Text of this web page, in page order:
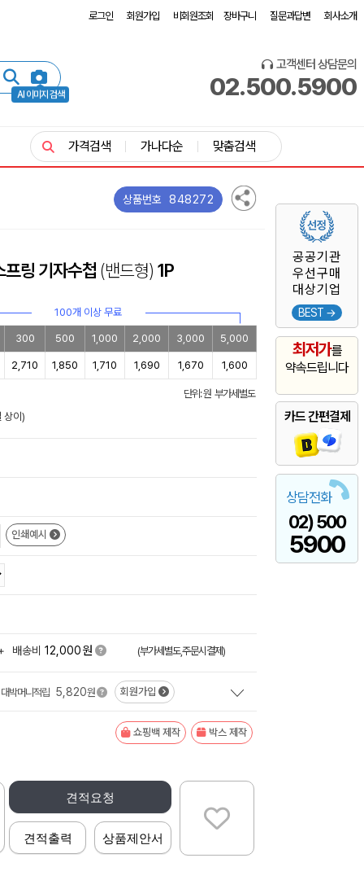
로그인 회원가입 비회원조회 장바구니 질문과답변 회사소개
AI 이미지 검색
고객센터 상담문의
02.500.5900
공공기관
우선구매
대상기업
BEST →
최저가를
약속드립니다
카드 간편결제
상담전화
02) 500
5900
가격검색 가나다순 맞춤검색
상품번호 848272
프링 기자수첩 (밴드형) 1P
100개 이상 무료
300 500 1,000 2,000 3,000 5,000
2,710 1,850 1,710 1,690 1,670 1,600
단위: 원 부가세별도
상이)
인쇄예시
배송비 12,000원 (부가세별도,주문시결제)
대박머니적립 5,820원 회원가입
쇼핑백 제작 박스 제작
견적요청
견적출력 상품제안서